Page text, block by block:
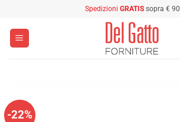
contenuti
Spedizioni GRATISsopra € 90
-22%